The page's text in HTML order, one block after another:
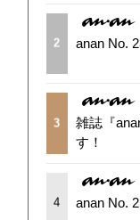
2 anan No.
3
雑誌『
す！
4 anan No.